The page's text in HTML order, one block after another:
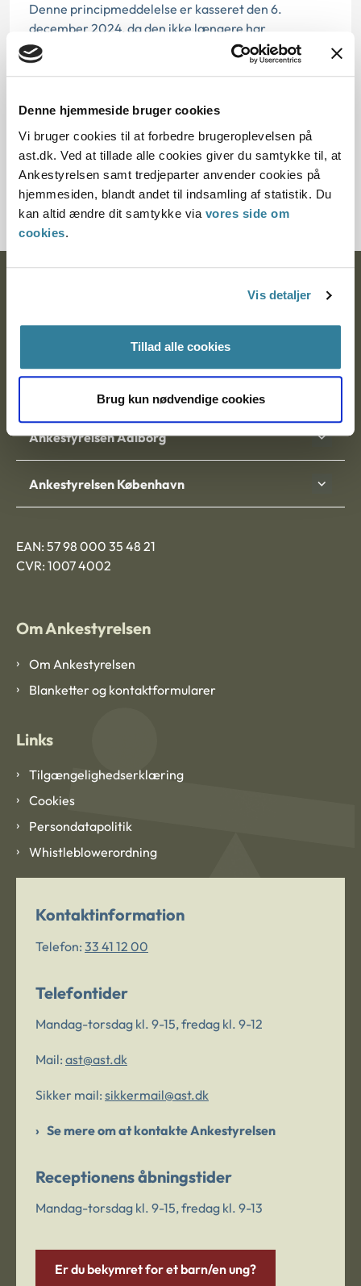
Denne hjemmeside bruger cookies
Vi bruger cookies til at forbedre brugeroplevelsen på
ast.dk. Ved at tillade alle cookies giver du samtykke til, at
Ankestyrelsen samt tredjeparter anvender cookies på
hjemmesiden, blandt andet til indsamling af statistik. Du
kan altid ændre dit samtykke via vores side om
cookies.
Vis detaljer
Tillad alle cookies
Brug kun nødvendige cookies
Denne principmeddelelse er kasseret den 6.
december 2024, da den ikke længere har
vejledningsværdi.
§ 9c
Journalnummer
3800038-07
9000 Aalborg
Ankestyrelsen Aalborg
Ankestyrelsen København
EAN: 57 98 000 35 48 21
CVR: 1007 4002
Om Ankestyrelsen
Om Ankestyrelsen
Blanketter og kontaktformularer
Links
Tilgængelighedserklæring
Cookies
Persondatapolitik
Whistleblowerordning
Kontaktinformation
Telefon: 33 41 12 00
Telefontider
Mandag-torsdag kl. 9-15, fredag kl. 9-12
Mail: ast@ast.dk
Sikker mail: sikkermail@ast.dk
Se mere om at kontakte Ankestyrelsen
Receptionens åbningstider
Mandag-torsdag kl. 9-15, fredag kl. 9-13
Er du bekymret for et barn/en ung?